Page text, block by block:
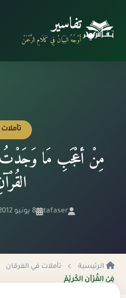
تفاسير
أَوْجُهُ البَيَانْ فِي كَلَامِ الرَّحْمَنْ
مِنْ أعْجَبِ مَا
tafaser 8 يونيو 2012
الرئيسية تأملات في الفرقان
فِيْ القُرْآنِ الكَرِيْمْ